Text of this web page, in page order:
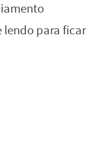
lendo para ficar